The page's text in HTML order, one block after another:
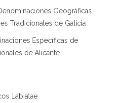
Geográficas
Tradicionales de Galicia
Específicas de
de Alicante
Labiatae